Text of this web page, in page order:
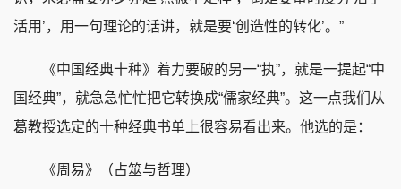
活用’，用一句理论的话讲，就是要‘创造性的转化’。”
《中国经典十种》着力要破的另一“执”，就是一提起“中
国经典”，就急急忙忙把它转换成“儒家经典”。这一点我们从
葛教授选定的十种经典书单上很容易看出来。他选的是：
《周易》（占筮与哲理）